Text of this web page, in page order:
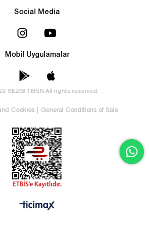
Social Media
Mobil Uygulamalar
SEZGİ TEKİN All rights reserved.
Cookies General Conditions of Sale